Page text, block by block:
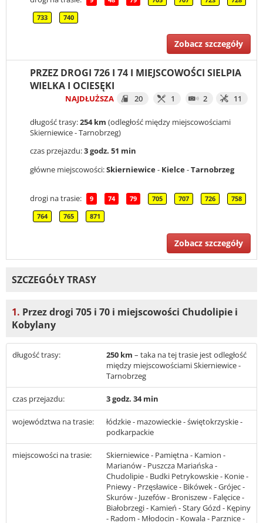
733 740
Zobacz szczegóły
PRZEZ DROGI 726 I 74 I MIEJSCOWOŚCI SIELPIA
WIELKA I OCIESĘKI
NAJDŁUŻSZA 20 1 2 11
długość trasy:254 km (odległość między miejscowościami
Skierniewice - Tarnobrzeg)
czas przejazdu:3 godz. 51 min
główne miejscowości:Skierniewice- Kielce-Tarnobrzeg
drogi na trasie: 9 74 79 705 707 726 758
764 765 871
Zobacz szczegóły
SZCZEGÓŁY TRASY
1. Przez drogi 705 i 70 i miejscowości Chudolipie i
Kobylany
długość trasy: 250 km – taka na tej trasie jest odległość
między miejscowościami Skierniewice -
Tarnobrzeg
czas przejazdu: 3 godz. 34 min
województwa na trasie:
łódzkie - mazowieckie - świętokrzyskie -
podkarpackie
miejscowości na trasie:
Skierniewice - Pamiętna - Kamion -
Marianów - Puszcza Mariańska -
Chudolipie - Budki Petrykowskie - Konie -
Pniewy - Przęsławice - Bikówek - Grójec -
Skurów - Juzefów - Broniszew - Falęcice -
Białobrzegi - Kamień - Stary Gózd - Kępiny
- Radom - Młodocin - Kowala - Parznice -